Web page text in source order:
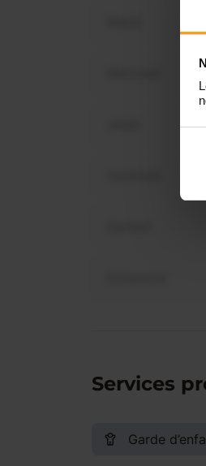
Services
Garde